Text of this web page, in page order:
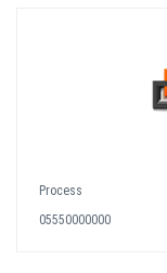
Process
05550000000